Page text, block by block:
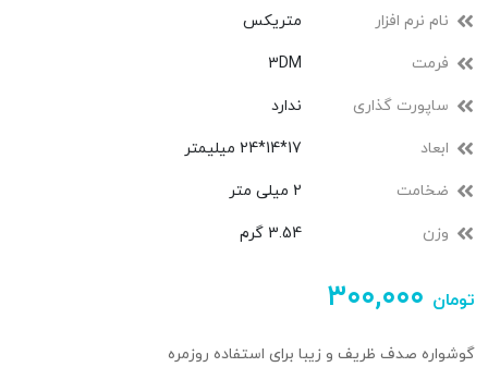
نام نرم افزار متریکس
فرمت 3DM
ساپورت گذاری ندارد
ابعاد 17*14*24 میلیمتر
ضخامت 2 میلی متر
وزن 3.54 گرم
۳۰۰,۰۰۰ تومان
گوشواره صدف ظریف و زیبا برای استفاده روزمره